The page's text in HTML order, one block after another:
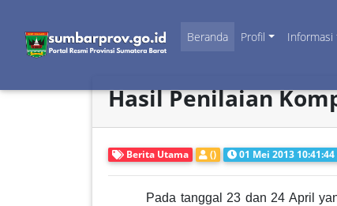
Beranda Profil Informasi
Hasil Penilaian
Berita Utama () 01 Mei 2013 10:41:44
Pada tanggal 23 dan 24 April